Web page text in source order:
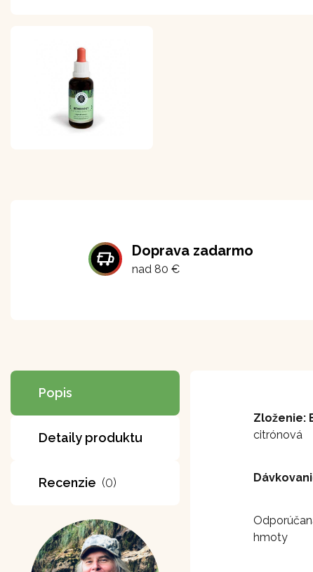
Doprava zadarmo
nad 80 €
Popis
Detaily produktu
Recenzie (0)
Zloženie:
citrónová
hmoty